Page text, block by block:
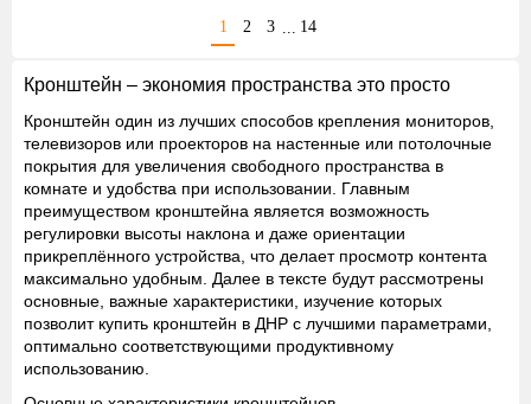
1 2 3 14
Кронштейн – экономия пространства это просто
Кронштейн один из лучших способов крепления мониторов,
телевизоров или проекторов на настенные или потолочные
покрытия для увеличения свободного пространства в
комнате и удобства при использовании. Главным
преимуществом кронштейна является возможность
регулировки высоты наклона и даже ориентации
прикреплённого устройства, что делает просмотр контента
максимально удобным. Далее в тексте будут рассмотрены
основные, важные характеристики, изучение которых
позволит купить кронштейн в ДНР с лучшими параметрами,
оптимально соответствующими продуктивному
использованию.